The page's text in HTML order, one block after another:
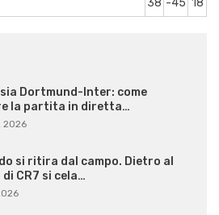
Dortmund-Inter: come
la partita in diretta…
2026
si ritira dal campo. Dietro al
CR7 si cela…